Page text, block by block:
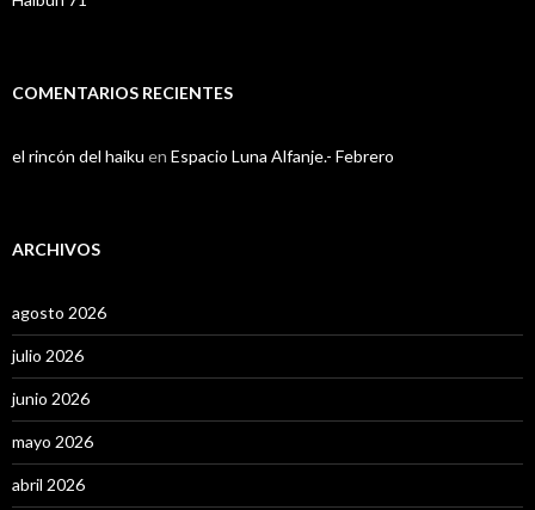
COMENTARIOS RECIENTES
el rincón del haiku en Espacio Luna Alfanje.- Febrero
ARCHIVOS
agosto 2026
julio 2026
junio 2026
mayo 2026
abril 2026